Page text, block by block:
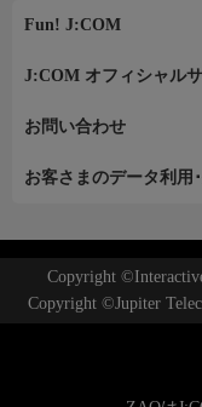
Fun! J:COM
J:COM オフィシャル
お問い合わせ
お客さまのデータ利用
Copyright
Copyright ©Jupiter